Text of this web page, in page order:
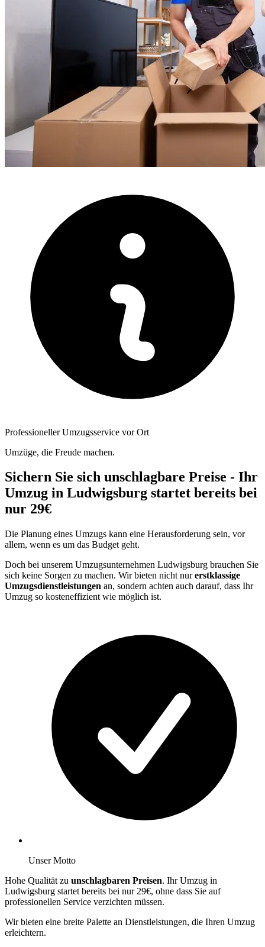
Professioneller Umzugsservice vor Ort
Umzüge, die Freude machen.
Sichern Sie sich unschlagbare Preise - Ihr
Umzug in Ludwigsburg startet bereits bei
nur 29€
Die Planung eines Umzugs kann eine Herausforderung sein, vor
allem, wenn es um das Budget geht.
Doch bei unserem Umzugsunternehmen Ludwigsburg brauchen Sie
sich keine Sorgen zu machen. Wir bieten nicht nurerstklassige
Umzugsdienstleistungen an, sondern achten auch darauf, dass Ihr
Umzug so kosteneffizient wie möglich ist.
Unser Motto
Hohe Qualität zu unschlagbaren Preisen. Ihr Umzug in
Ludwigsburg startet bereits bei nur 29€, ohne dass Sie auf
professionellen Service verzichten müssen.
Wir bieten eine breite Palette an Dienstleistungen, die Ihren Umzug
erleichtern.